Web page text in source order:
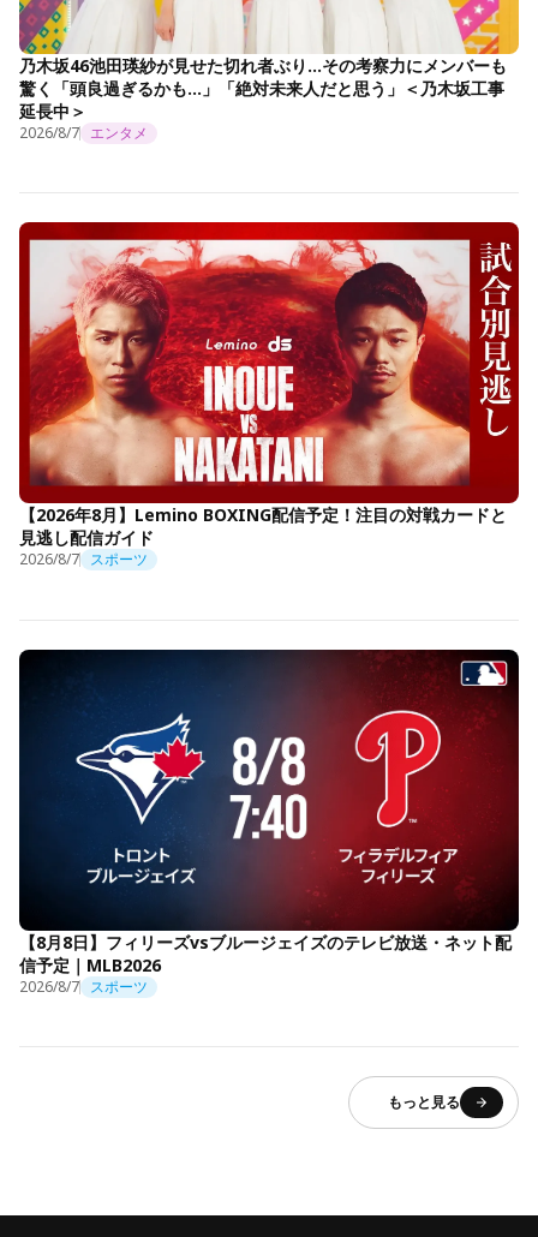
乃木坂46池田瑛紗が見せた切れ者ぶり…その考察力にメンバーも
驚く「頭良過ぎるかも…」「絶対未来人だと思う」＜乃木坂工事
延長中＞
2026/8/7 エンタメ
【2026年8月】Lemino BOXING配信予定！注目の対戦カードと
見逃し配信ガイド
2026/8/7 スポーツ
【8月8日】フィリーズvsブルージェイズのテレビ放送・ネット配
信予定｜MLB2026
2026/8/7 スポーツ
もっと見る